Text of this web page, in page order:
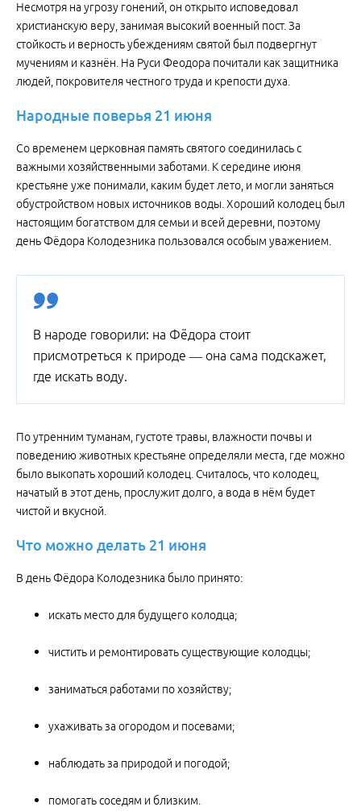
Несмотря на угрозу гонений, он открыто исповедовал
христианскую веру, занимая высокий военный пост. За
стойкость и верность убеждениям святой был подвергнут
мучениям и казнён. На Руси Феодора почитали как защитника
людей, покровителя честного труда и крепости духа.
Народные поверья 21 июня
Со временем церковная память святого соединилась с
важными хозяйственными заботами. К середине июня
крестьяне уже понимали, каким будет лето, и могли заняться
обустройством новых источников воды. Хороший колодец был
настоящим богатством для семьи и всей деревни, поэтому
день Фёдора Колодезника пользовался особым уважением.
В народе говорили: на Фёдора стоит
присмотреться к природе — она сама подскажет,
где искать воду.
По утренним туманам, густоте травы, влажности почвы и
поведению животных крестьяне определяли места, где можно
было выкопать хороший колодец. Считалось, что колодец,
начатый в этот день, прослужит долго, а вода в нём будет
чистой и вкусной.
Что можно делать 21 июня
В день Фёдора Колодезника было принято:
искать место для будущего колодца;
чистить и ремонтировать существующие колодцы;
заниматься работами по хозяйству;
ухаживать за огородом и посевами;
наблюдать за природой и погодой;
помогать соседям и близким.